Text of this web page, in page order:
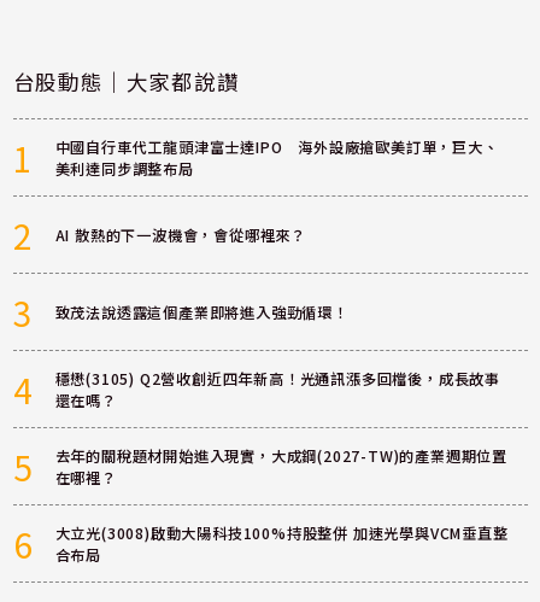
台股動態｜大家都說讚
1
中國自行車代工龍頭津富士達IPO 海外設廠搶歐美訂單，巨大、
美利達同步調整布局
2 AI 散熱的下一波機會，會從哪裡來？
3 致茂法說透露這個產業即將進入強勁循環！
4
穩懋(3105) Q2營收創近四年新高！光通訊漲多回檔後，成長故事
還在嗎？
5
去年的關稅題材開始進入現實，大成鋼(2027-TW)的產業週期位置
在哪裡？
6
大立光(3008)啟動大陽科技100%持股整併 加速光學與VCM垂直整
合布局